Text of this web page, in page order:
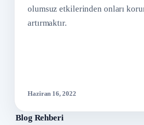
olumsuz etkilerinden onları
artırmaktır.
Haziran 16, 2022
Blog Rehberi